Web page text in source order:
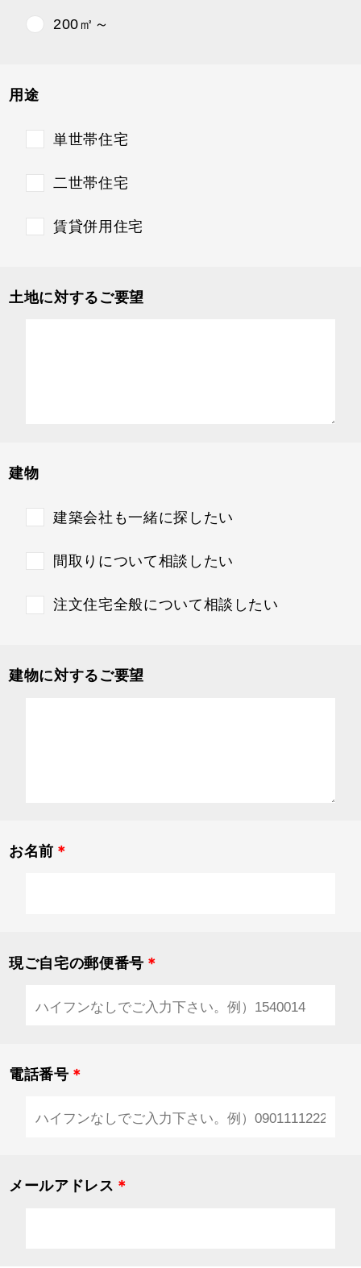
200㎡～
用途
単世帯住宅
二世帯住宅
賃貸併用住宅
土地に対するご要望
建物
建築会社も一緒に探したい
間取りについて相談したい
注文住宅全般について相談したい
建物に対するご要望
お名前 ＊
現ご自宅の郵便番号 ＊
電話番号 ＊
メールアドレス ＊